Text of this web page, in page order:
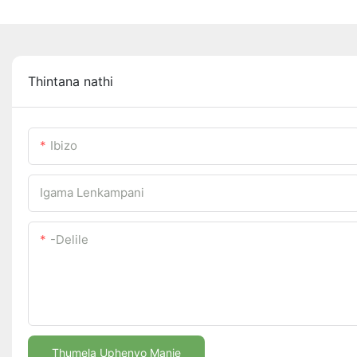
Thintana nathi
Ibizo
Igama Lenkampani
-delile
Thumela Uphenyo Manje